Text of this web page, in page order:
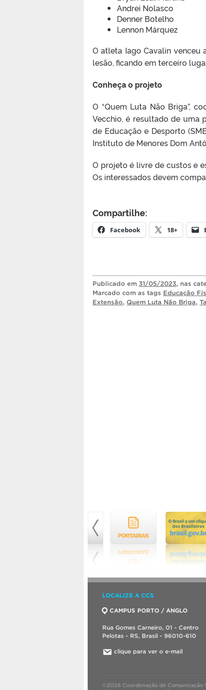
Andrei Nolasco
Denner Botelho
Lennon Márquez
O atleta Iago Cavalin
lesão, ficando em terceiro
Conheça o projeto
O “Quem Luta Não Briga”,
Vecchio, é resultado de uma
de Educação e Desporto
Instituto de Menores Dom
O projeto é livre de custos e
Os interessados devem
Compartilhe:
Facebook 18+
Publicado em 31/05/2023, nas
Marcado com as tags Educação
Extensão, Quem Luta Não Briga,
LOCALIZE A CCS
CAMPUS PORTO / ANGLO
Rua Gomes Carneiro, 01 - Centro
Pelotas - RS, Brasil - 96010-610
clique para ver o e-mail
©2026 Coordenação de Comunicação